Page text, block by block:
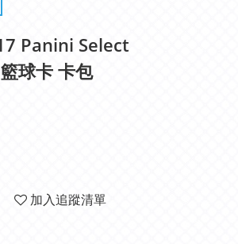
Panini Select
球卡 卡包
加入追蹤清單